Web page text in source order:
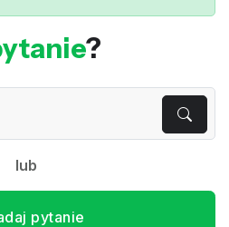
?
lub
pytanie